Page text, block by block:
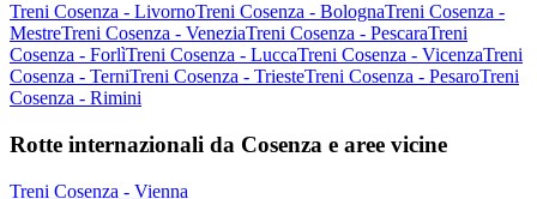
Treni Cosenza - LivornoTreni Cosenza - BolognaTreni Cosenza -
MestreTreni Cosenza - VeneziaTreni Cosenza - PescaraTreni
Cosenza - ForlìTreni Cosenza - LuccaTreni Cosenza - VicenzaTreni
Cosenza - TerniTreni Cosenza - TriesteTreni Cosenza - PesaroTreni
Cosenza - Rimini
Rotte internazionali da Cosenza e aree vicine
Treni Cosenza - Vienna